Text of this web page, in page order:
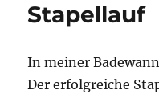
Stapellauf
In meiner
Der erfolgreiche